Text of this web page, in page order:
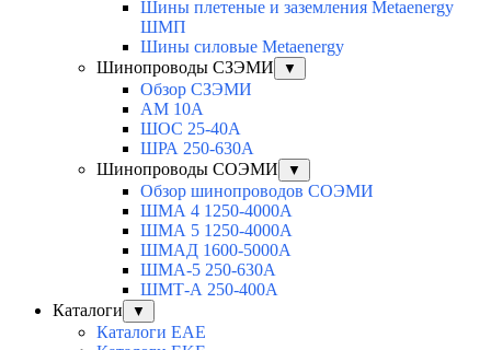
Шины плетеные и заземления Metaenergy
ШМП
Шины силовые Metaenergy
Шинопроводы СЗЭМИ
▼
Обзор СЗЭМИ
АМ 10А
ШОС 25-40А
ШРА 250-630А
Шинопроводы СОЭМИ
▼
Обзор шинопроводов СОЭМИ
ШМА 4 1250-4000А
ШМА 5 1250-4000А
ШМАД 1600-5000А
ШМА-5 250-630А
ШМТ-А 250-400А
Каталоги
▼
Каталоги EAE